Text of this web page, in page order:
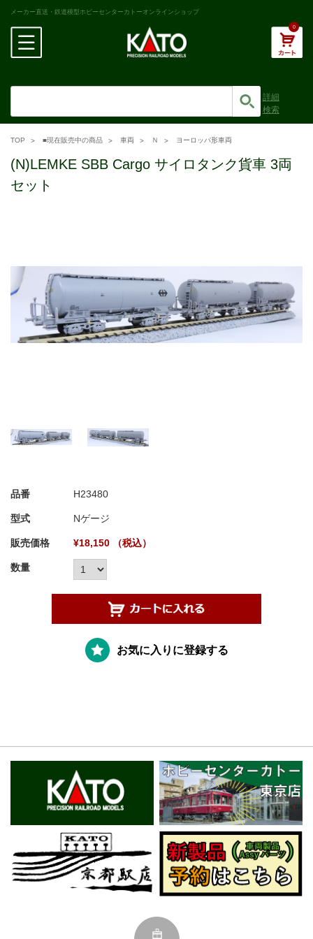
メーカー直送・鉄道模型ホビーセンターカトーオンラインショップ
0
詳細
検索
TOP ■現在販売中の商品 車両 Ｎ ヨーロッパ形車両
(N)LEMKE SBB Cargo サイロタンク貨車 3両
セット
品番 H23480
型式 Nゲージ
販売価格 ¥18,150 （税込）
数量
お気に入りに登録する